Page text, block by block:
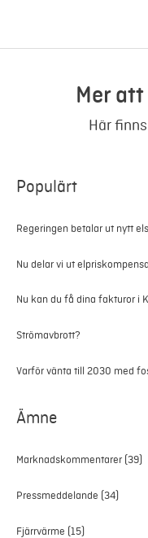
Mer
Här
Populärt
Regeringen betalar ut nytt
Nu delar vi ut
Nu kan du få dina fakturor i
Strömavbrott?
Varför vänta till 2030 med
Ämne
Marknadskommentarer (39)
Pressmeddelande (34)
Fjärrvärme (15)